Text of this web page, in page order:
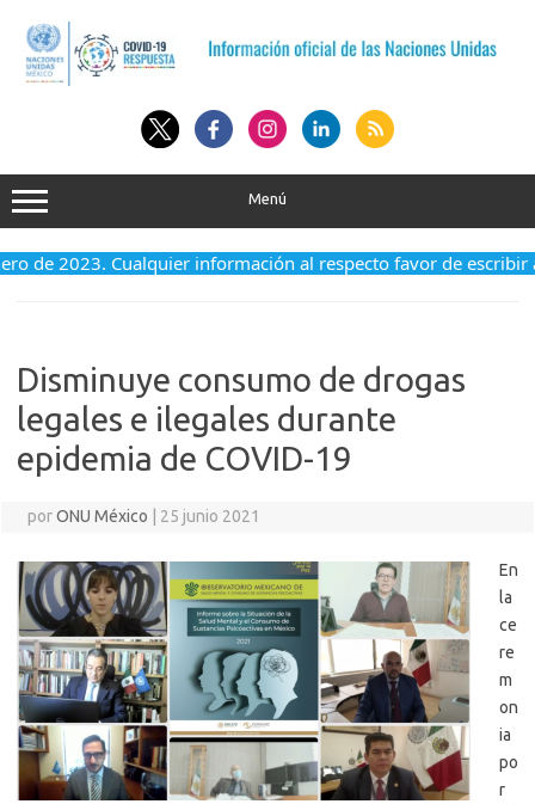
contenido
Menú
de 2023. Cualquier información al respecto favor de escribir
Disminuye consumo de drogas
legales e ilegales durante
epidemia de COVID-19
porONU México 25 junio 2021
En
la
ce
re
m
on
ia
po
r